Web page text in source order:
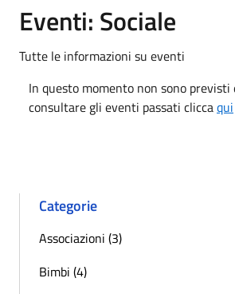
Eventi: Sociale
Tutte le informazioni su eventi
In questo momento non sono previsti
consultare gli eventi passati cliccaqui
Categorie
Associazioni (3)
Bimbi (4)